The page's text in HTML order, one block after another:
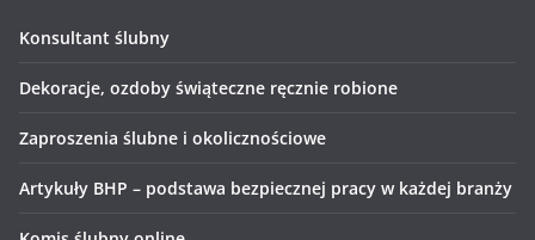
Konsultant ślubny
Dekoracje, ozdoby świąteczne ręcznie robione
Zaproszenia ślubne i okolicznościowe
Artykuły BHP – podstawa bezpiecznej pracy w każdej branży